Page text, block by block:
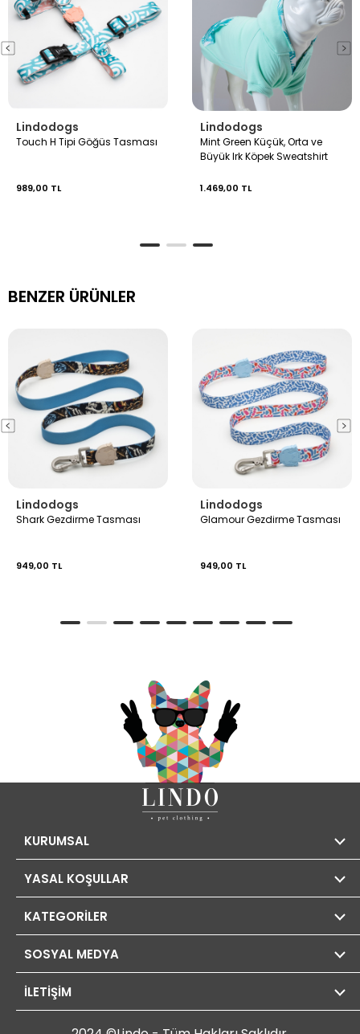
Lindodogs
Touch H Tipi Göğüs Tasması
989,00 TL
Lindodogs
Mint Green Küçük, Orta ve
Büyük Irk Köpek Sweatshirt
1.469,00 TL
BENZER ÜRÜNLER
Lindodogs
Shark Gezdirme Tasması
949,00 TL
Lindodogs
Glamour Gezdirme Tasması
949,00 TL
KURUMSAL
YASAL KOŞULLAR
KATEGORİLER
SOSYAL MEDYA
İLETİŞİM